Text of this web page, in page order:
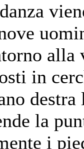
in
la
i